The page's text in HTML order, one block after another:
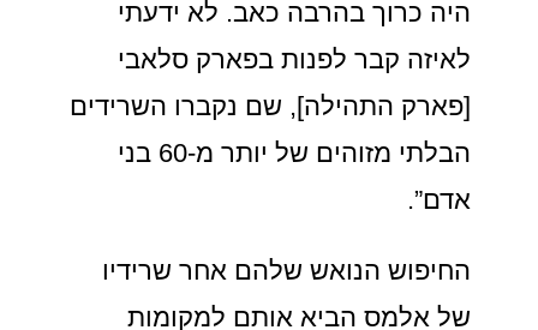
היה כרוך בהרבה כאב. לא ידעתי
לאיזה קבר לפנות בפארק סלאבי
[פארק התהילה], שם נקברו השרידים
הבלתי מזוהים של יותר מ-60 בני
אדם”.
החיפוש הנואש שלהם אחר שרידיו
של אלמס הביא אותם למקומות